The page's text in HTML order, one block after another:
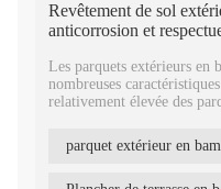
Revêtement de sol
anticorrosion et
Les parquets extérieurs en
nombreuses
relativement élevée des
parquets en bambou
les performances